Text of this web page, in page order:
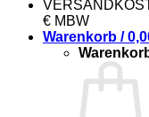
€ MBW
Warenkorb /